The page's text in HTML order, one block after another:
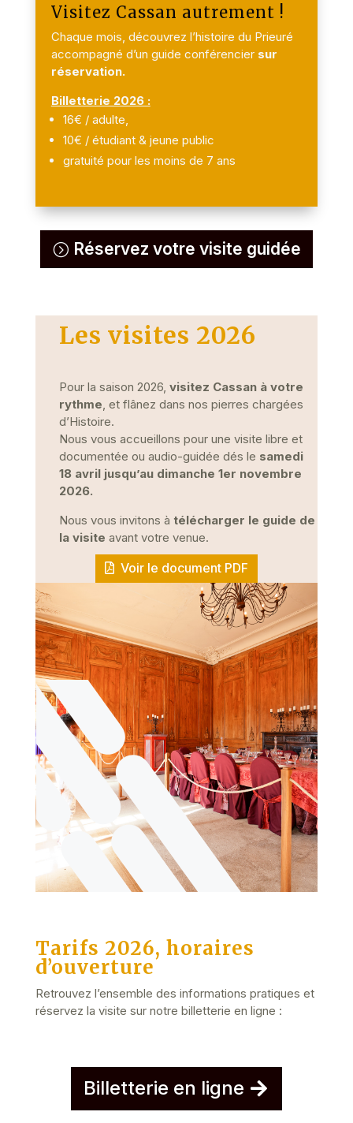
Visitez Cassan autrement !
Chaque mois, découvrez l’histoire du Prieuré
accompagné d’un guide conférencier sur
réservation.
Billetterie 2026 :
16€ / adulte,
10€ / étudiant & jeune public
gratuité pour les moins de 7 ans
Réservez votre visite guidée
Les visites 2026
Pour la saison 2026, visitez Cassan à votre
rythme , et flânez dans nos pierres chargées
d’Histoire.
Nous vous accueillons pour une visite libre et
documentée ou audio-guidée dés le samedi
18 avril jusqu’au dimanche 1er novembre
2026.
Nous vous invitons à télécharger le guide de
la visite avant votre venue.
Voir le document PDF
Tarifs 2026, horaires
d’ouverture
Retrouvez l’ensemble des informations pratiques et
réservez la visite sur notre billetterie en ligne :
Billetterie en ligne